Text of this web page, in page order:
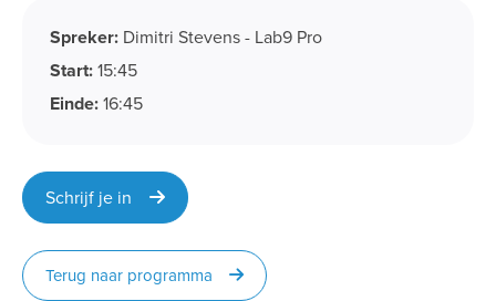
Spreker: Dimitri Stevens - Lab9 Pro
Start:15:45
Einde:16:45
Schrijf je in
Terug naar programma